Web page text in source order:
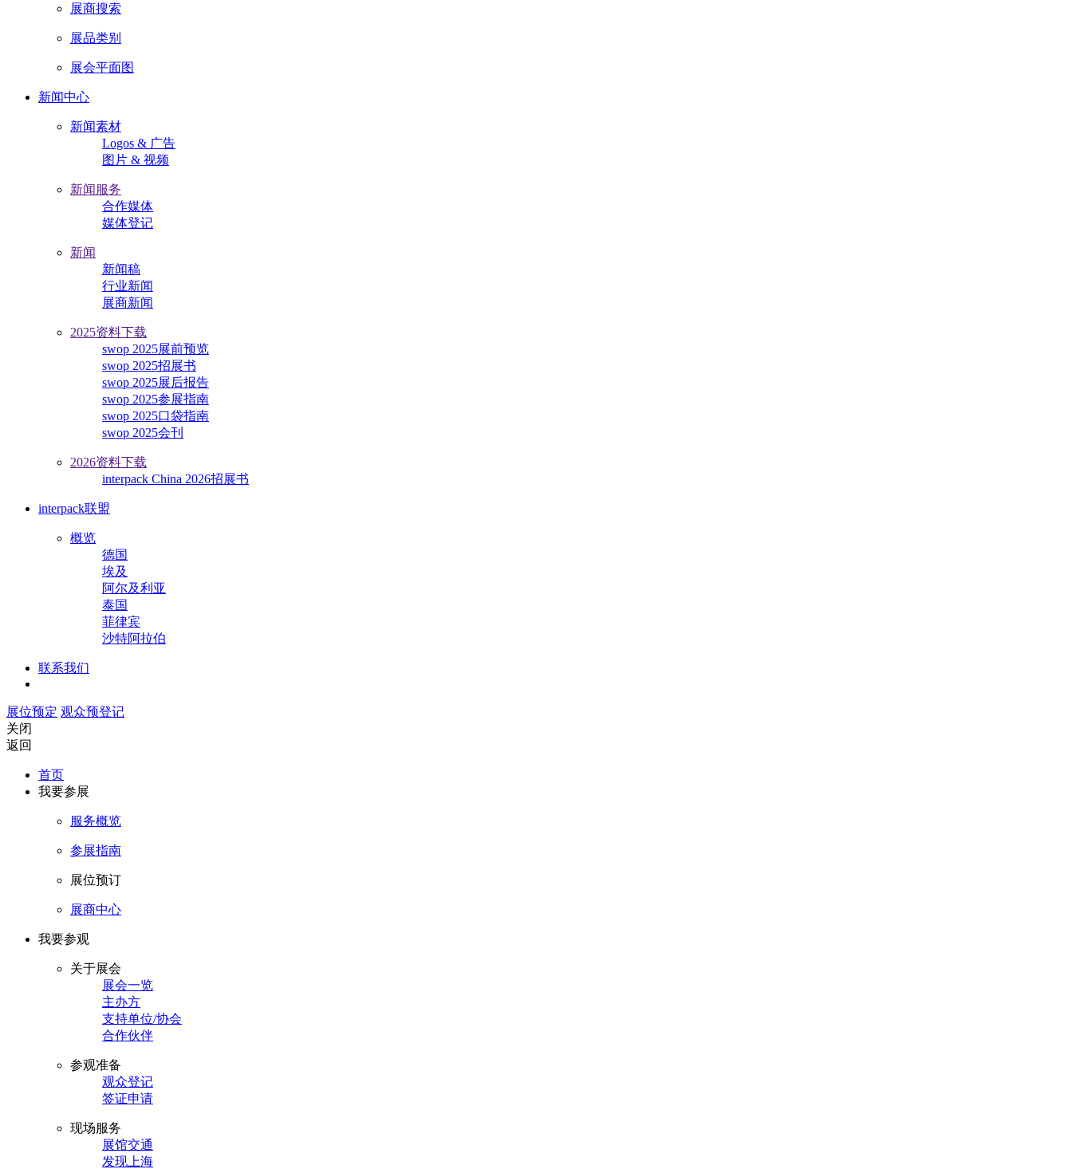
展商搜索
展品类别
展会平面图
新闻中心
新闻素材
Logos & 广告
图片 & 视频
新闻服务
合作媒体
媒体登记
新闻
新闻稿
行业新闻
展商新闻
2025资料下载
swop 2025展前预览
swop 2025招展书
swop 2025展后报告
swop 2025参展指南
swop 2025口袋指南
swop 2025会刊
2026资料下载
interpack China 2026招展书
interpack联盟
概览
德国
埃及
阿尔及利亚
泰国
菲律宾
沙特阿拉伯
联系我们
展位预定 观众预登记
关闭
返回
首页
我要参展
服务概览
参展指南
展位预订
展商中心
我要参观
关于展会
展会一览
主办方
支持单位/协会
合作伙伴
参观准备
观众登记
签证申请
现场服务
展馆交通
发现上海